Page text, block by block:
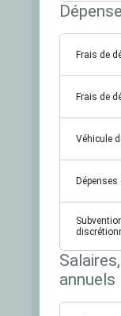
Frais de
Frais de
Véhicule
annuels